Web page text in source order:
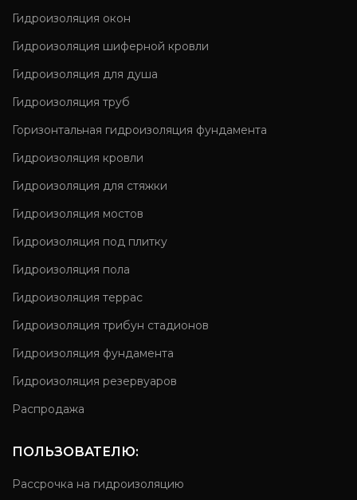
Гидроизоляция окон
Гидроизоляция шиферной кровли
Гидроизоляция для душа
Гидроизоляция труб
Горизонтальная гидроизоляция фундамента
Гидроизоляция кровли
Гидроизоляция для стяжки
Гидроизоляция мостов
Гидроизоляция под плитку
Гидроизоляция пола
Гидроизоляция террас
Гидроизоляция трибун стадионов
Гидроизоляция фундамента
Гидроизоляция резервуаров
Распродажа
ПОЛЬЗОВАТЕЛЮ:
Рассрочка на гидроизоляцию